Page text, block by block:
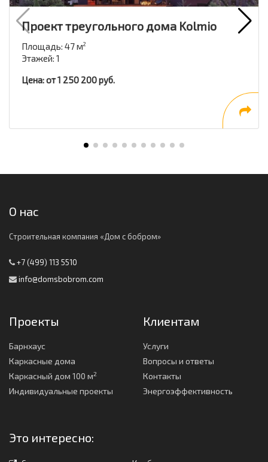
Проект треугольного дома Kolmio
Площадь: 47 м2
Этажей: 1
Цена: от 1 250 200 руб.
О нас
Строительная компания «Дом с бобром»
+7 (499) 113 5510
info@domsbobrom.com
Проекты
Барнхаус
Каркасные дома
Каркасный дом 100 м2
Индивидуальные проекты
Клиентам
Услуги
Вопросы и ответы
Контакты
Энергоэффективность
Это интересно: